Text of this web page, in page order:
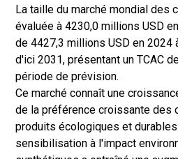
La taille du marché mondial des
évaluée à 4230,0 millions USD
de 4427,3 millions USD en 2024
d'ici 2031, présentant un TCAC
période de prévision.
Ce marché connaît une
de la préférence croissante des
produits écologiques et
sensibilisation à l'impact